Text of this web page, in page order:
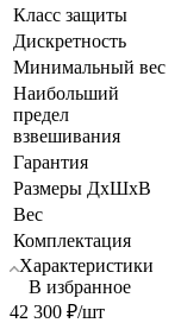
Класс защиты
Дискретность
Минимальный вес
Наибольший
предел
взвешивания
Гарантия
Размеры ДхШхВ
Вес
Комплектация
Характеристики
В избранное
42 300 ₽/шт